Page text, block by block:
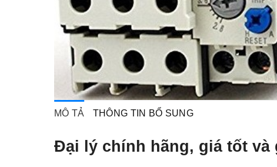
MÔ TẢ THÔNG TIN BỔ SUNG
Đại lý chính hãng, giá tốt và